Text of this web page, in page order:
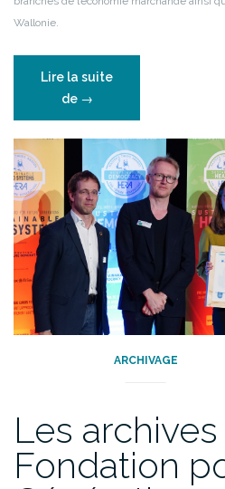
Wallonie.
Lire la suite
de “Union
Wallonne
des
Entreprises
:
des
racines
en
1968
à
aujourd’hui.”
→
ARCHIVAGE
Les
Fondation